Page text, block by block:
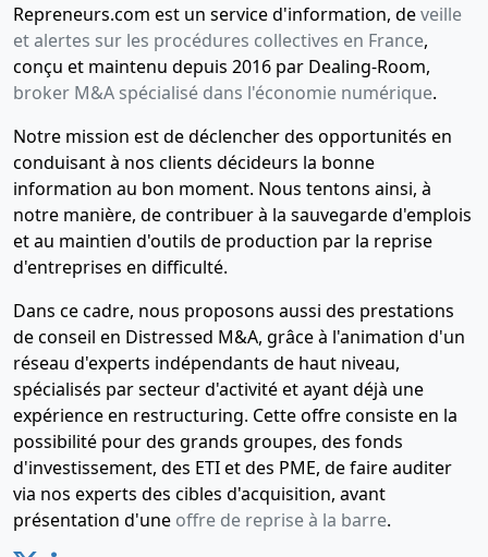
Repreneurs.com est un service d'information, deveille
et alertes sur les procédures collectives en France,
conçu et maintenu depuis 2016 par Dealing-Room,
broker M&A spécialisé dans l'économie numérique.
Notre mission est de déclencher des opportunités en
conduisant à nos clients décideurs la bonne
information au bon moment. Nous tentons ainsi, à
notre manière, de contribuer à la sauvegarde d'emplois
et au maintien d'outils de production par la reprise
d'entreprises en difficulté.
Dans ce cadre, nous proposons aussi des prestations
de conseil en Distressed M&A, grâce à l'animation d'un
réseau d'experts indépendants de haut niveau,
spécialisés par secteur d'activité et ayant déjà une
expérience en restructuring. Cette offre consiste en la
possibilité pour des grands groupes, des fonds
d'investissement, des ETI et des PME, de faire auditer
via nos experts des cibles d'acquisition, avant
présentation d'une offre de reprise à la barre.